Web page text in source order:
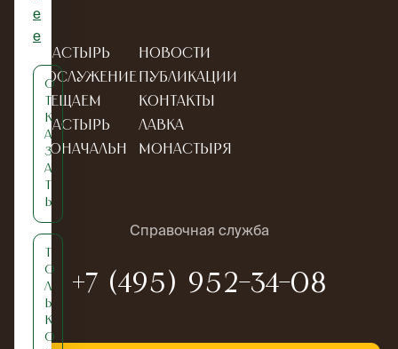
Монастырь
Богослужение
Посещаем
монастырь
Новоначальн
Новости
Публикации
Контакты
Лавка
монастыря
Справочная служба
+7 (495) 952-34-08
е
е
О
т
к
а
з
а
т
ь
Т
о
л
ь
к
о